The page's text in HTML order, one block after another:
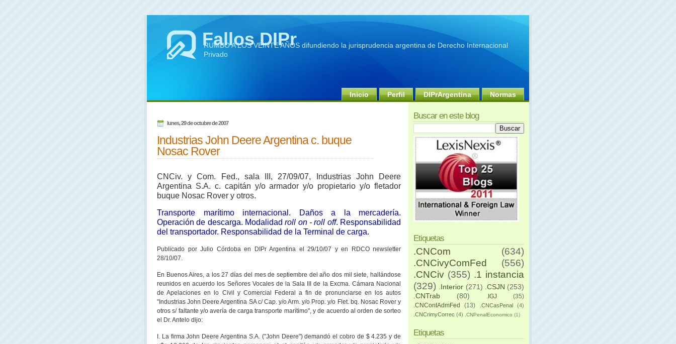
Fallos DIPr
RUMBO A LOS VEINTE AÑOS difundiendo la jurisprudencia argentina de Derecho Internacional
Privado
Inicio Perfil DIPrArgentina Normas
lunes, 29 de octubre de 2007
Industrias John Deere Argentina c. buque
Nosac Rover
CNCiv. y Com. Fed., sala III, 27/09/07, Industrias John Deere
Argentina S.A. c. capitán y/o armador y/o propietario y/o fletador
buque Nosac Rover y otros.
Transporte marítimo internacional. Daños a la mercadería.
Operación de descarga. Modalidadroll on - roll off. Responsabilidad
del transportador. Responsabilidad de la Terminal de carga.
Publicado por Julio Córdoba en DIPr Argentina el 29/10/07 y en RDCO newsletter
28/10/07.
En Buenos Aires, a los 27 días del mes de septiembre del año dos mil siete, hallándose
reunidos en acuerdo los Señores Vocales de la Sala III de la Excma. CámaraNacional
de Apelaciones en lo Civil y Comercial Federal a fin de pronunciarse en los autos
"Industrias John Deere Argentina SA c/ Cap. y/o Arm. y/o Prop. y/o Flet. bq. Nosac Rover y
otros s/ faltante y/o avería de carga transporte marítimo", y de acuerdo al orden de sorteo
el Dr. Antelo dijo:
I. La firma John Deere Argentina S.A. ("John Deere") demandó el cobro de $ 4.235 y de
Buscar en este blog
Etiquetas
.CNCom
(634)
.CNCivyComFed
(556)
.CNCiv (355) .1 instancia
(329)
.Interior (271) .CSJN (253)
.CNTrab
(80) .IGJ
(35)
.CNContAdmFed
(13) .CNCasPenal
(4)
.CNCrimyCorrec (4) .CNPenalEconomico (1)
Etiquetas